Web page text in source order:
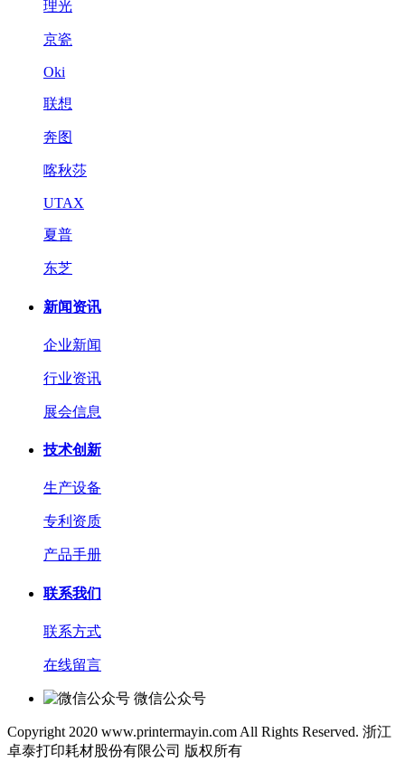
理光
京瓷
Oki
联想
奔图
喀秋莎
UTAX
夏普
东芝
新闻资讯
企业新闻
行业资讯
展会信息
技术创新
生产设备
专利资质
产品手册
联系我们
联系方式
在线留言
微信公众号
Copyright 2020 www.printermayin.com All Rights Reserved. 浙江
卓泰打印耗材股份有限公司 版权所有